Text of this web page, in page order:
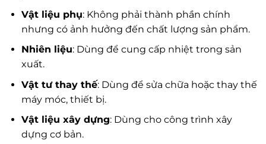
Vật liệu phụ: Không phải thành phần chính
nhưng có ảnh hưởng đến chất lượng sản phẩm.
Nhiên liệu: Dùng để cung cấp nhiệt trong sản
xuất.
Vật tư thay thế: Dùng để sửa chữa hoặc thay thế
máy móc, thiết bị.
Vật liệu xây dựng: Dùng cho công trình xây
dựng cơ bản.